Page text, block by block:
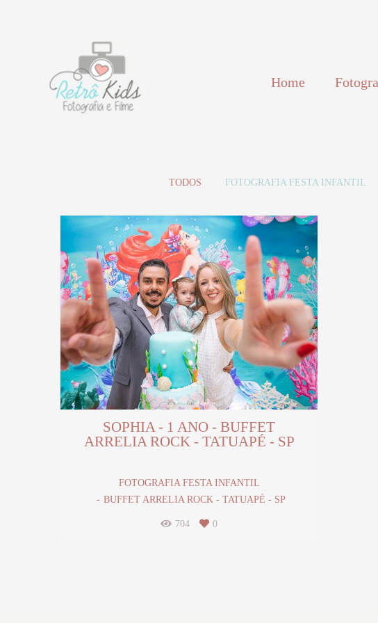
Home
TODOS FOTOGRAFIA FESTA INFANTIL
SOPHIA - 1 ANO - BUFFET
ARRELIA ROCK - TATUAPÉ - SP
FOTOGRAFIA FESTA INFANTIL
BUFFET ARRELIA ROCK - TATUAPÉ - SP
704 0